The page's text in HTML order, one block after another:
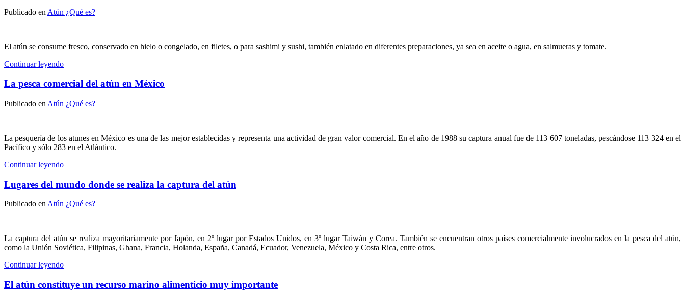
Publicado enAtún ¿Qué es?
El atún se consume fresco, conservado en hielo o congelado, en filetes, o para sashimi y sushi, también enlatado en diferentes preparaciones, ya sea en aceite o agua, en salmueras y tomate.
Continuar leyendo
La pesca comercial del atún en México
Publicado en Atún ¿Qué es?
La pesquerí­a de los atunes en México es una de las mejor establecidas y representa una actividad de gran valor comercial. En el año de 1988 su captura anual fue de 113 607 toneladas, pescándose 113 324 en el
Pacífico y sólo 283 en el Atlántico.
Continuar leyendo
Lugares del mundo donde se realiza la captura del atún
Publicado en Atún ¿Qué es?
La captura del atún se realiza mayoritariamente por Japón, en 2º lugar por Estados Unidos, en 3º lugar Taiwán y Corea. También se encuentran otros países comercialmente involucrados en la pesca del atún,
como la Unión Soviética, Filipinas, Ghana, Francia, Holanda, España, Canadá, Ecuador, Venezuela, México y Costa Rica, entre otros.
Continuar leyendo
El atún constituye un recurso marino alimenticio muy importante